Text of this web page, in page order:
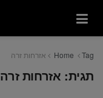
Home Tag אזרחות זרה
תגית: אזרחות זרה